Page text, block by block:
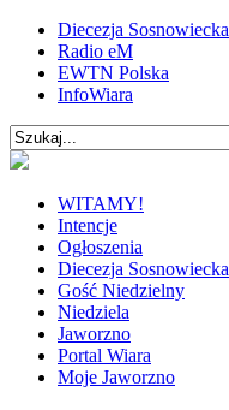
Diecezja Sosnowiecka
Radio eM
EWTN Polska
InfoWiara
WITAMY!
Intencje
Ogłoszenia
Diecezja Sosnowiecka
Gość Niedzielny
Niedziela
Jaworzno
Portal Wiara
Moje Jaworzno